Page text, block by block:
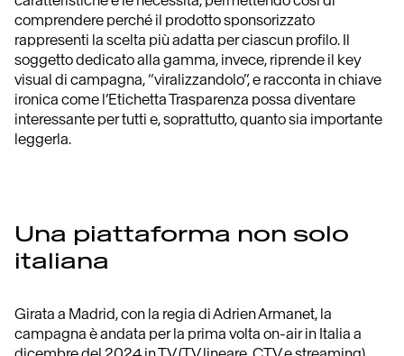
comprendere perché il prodotto sponsorizzato
rappresenti la scelta più adatta per ciascun profilo. Il
soggetto dedicato alla gamma, invece, riprende il key
visual di campagna, “viralizzandolo”, e racconta in chiave
ironica come l’Etichetta Trasparenza possa diventare
interessante per tutti e, soprattutto, quanto sia importante
leggerla.
Una piattaforma non solo
italiana
Girata a Madrid, con la regia di Adrien Armanet, la
campagna è andata per la prima volta on-air in Italia a